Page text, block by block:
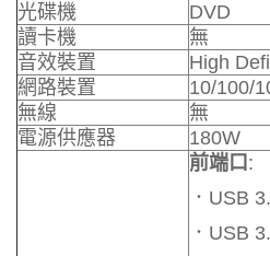
光碟機
DVD
讀卡機
無
音效裝置
High
網路裝置
10/100/
無線
無
電源供應器
180W
前端口 :
．USB
．USB